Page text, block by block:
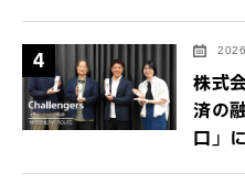
4
株式
済の
口」